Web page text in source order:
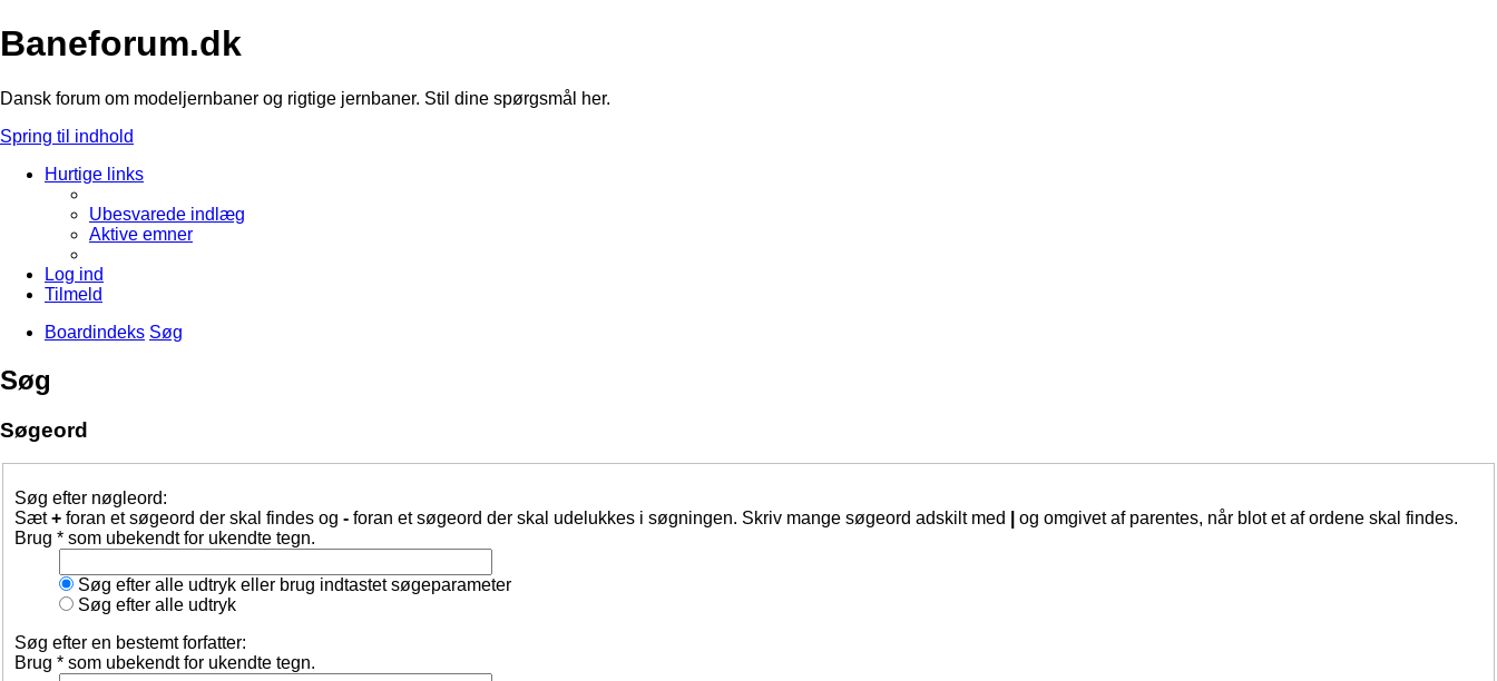
Baneforum.dk
Dansk forum om modeljernbaner og rigtige jernbaner. Stil dine spørgsmål her.
Spring til indhold
Hurtige links
Ubesvarede indlæg
Aktive emner
Log ind
Tilmeld
Boardindeks Søg
Søg
Søgeord
Søg efter nøgleord:
Sæt+ foran et søgeord der skal findes og - foran et søgeord der skal udelukkes i søgningen. Skriv mange søgeord adskilt med
og omgivet af parentes, når blot et af ordene skal findes.
Brug * som ubekendt for ukendte tegn.
Søg efter alle udtryk eller brug indtastet søgeparameter
Søg efter alle udtryk
Søg efter en bestemt forfatter:
Brug * som ubekendt for ukendte tegn.